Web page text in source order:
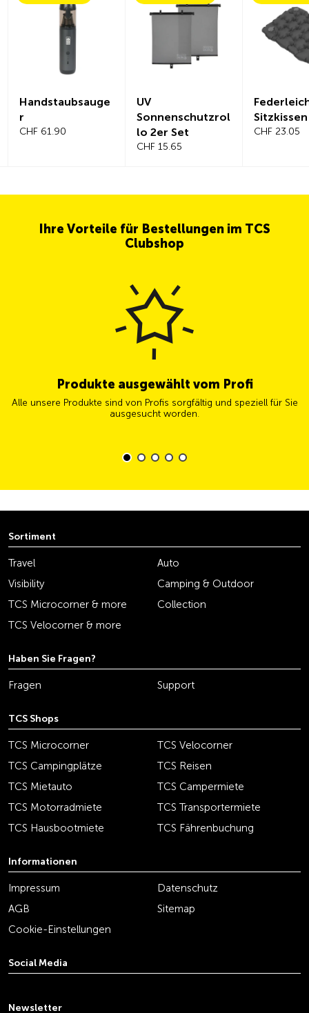
Handstaubsauge
r
CHF 61.90
UV
Sonnenschutzrol
lo 2er Set
CHF 15.65
Sitzkissen
CHF 23.05
Ihre Vorteile für Bestellungen im TCS
Clubshop
Produkte ausgewählt vom Profi
Alle unsere Produkte sind von Profis sorgfältig und speziell für Sie
ausgesucht worden.
Sortiment
Travel
Auto
Visibility
Camping & Outdoor
TCS Microcorner & more
Collection
TCS Velocorner & more
Haben Sie Fragen?
Fragen Support
TCS Shops
TCS Microcorner
TCS Velocorner
TCS Campingplätze
TCS Reisen
TCS Mietauto
TCS Campermiete
TCS Motorradmiete
TCS Transportermiete
TCS Hausbootmiete
TCS Fährenbuchung
Informationen
Impressum
Datenschutz
AGB
Sitemap
Cookie-Einstellungen
Social Media
Newsletter